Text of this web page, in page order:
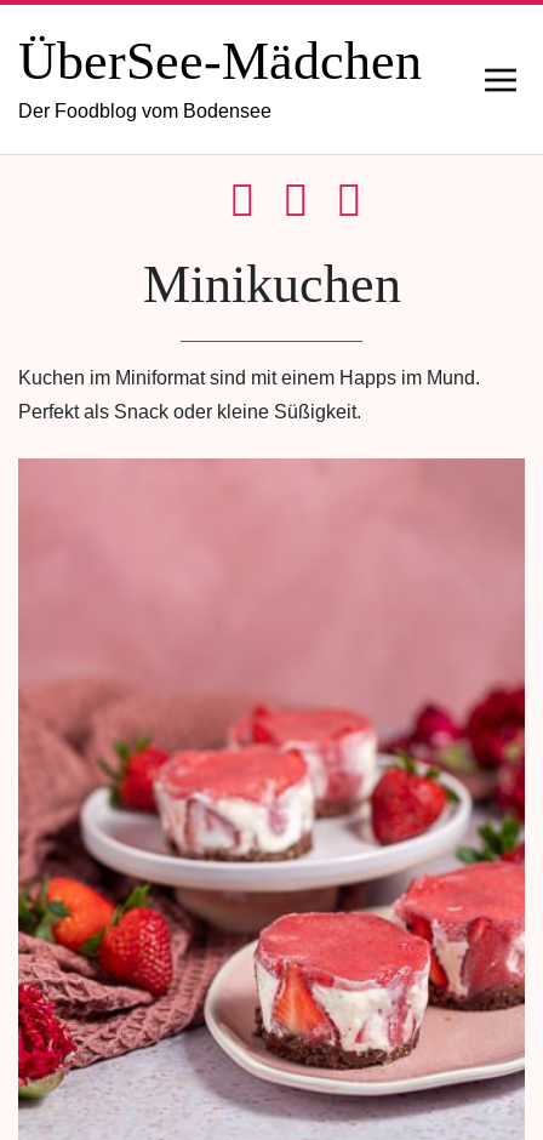
ÜberSee-Mädchen
Der Foodblog vom Bodensee
Minikuchen
Kuchen im Miniformat sind mit einem Happs im Mund.
Perfekt als Snack oder kleine Süßigkeit.